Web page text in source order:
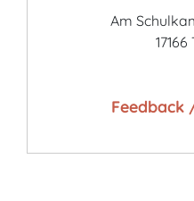
Am
Feedback